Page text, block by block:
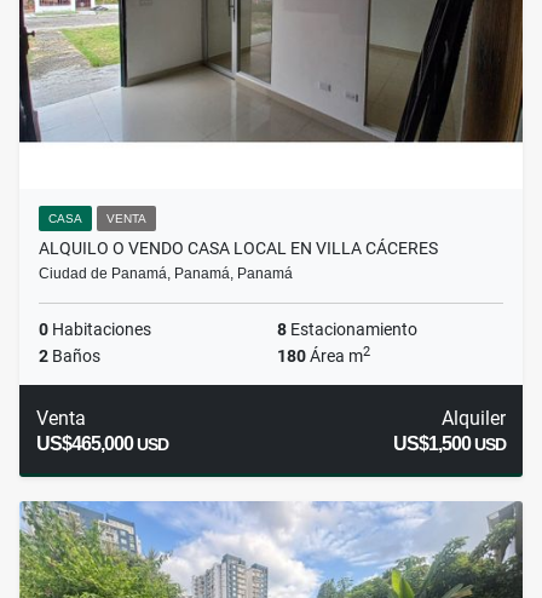
CASA VENTA
ALQUILO O VENDO CASA LOCAL EN VILLA CÁCERES
Ciudad de Panamá, Panamá, Panamá
0 Habitaciones 8 Estacionamiento
2 Baños 180Área m2
Venta
US$465,000USD
Alquiler
US$1,500USD